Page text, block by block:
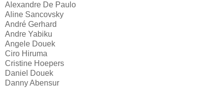
Alexandre De Paulo
Aline Sancovsky
André Gerhard
Andre Yabiku
Angele Douek
Ciro Hiruma
Cristine Hoepers
Daniel Douek
Danny Abensur